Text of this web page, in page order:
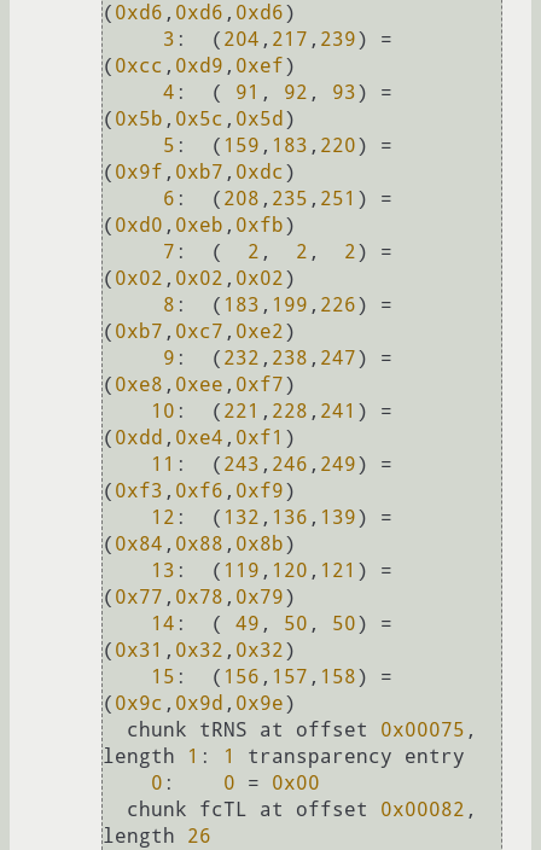
( 0xd6 , 0xd6 , 0xd6)
3 :  ( 204 , 217 , 239) =
( 0xcc , 0xd9 , 0xef)
4 :  ( 91 , 92 , 93) =
( 0x5b , 0x5c , 0x5d )
5 :  ( 159 , 183 , 220) =
( 0x9f , 0xb7 , 0xdc)
6 :  ( 208 , 235 , 251 ) =
( 0xd0 , 0xeb , 0xfb)
7 :  ( 2 , 2 , 2) =
( 0x02 , 0x02 , 0x02)
8 :  ( 183 , 199 , 226) =
( 0xb7 , 0xc7 , 0xe2)
9 :  ( 232 , 238 , 247) =
( 0xe8 , 0xee , 0xf7)
10 :  ( 221 , 228 , 241 ) =
( 0xdd , 0xe4 , 0xf1 )
11 :  ( 243 , 246 , 249) =
( 0xf3 , 0xf6 , 0xf9)
12 :  ( 132 , 136 , 139) =
( 0x84 , 0x88 , 0x8b)
13 :  ( 119 , 120 , 121 ) =
( 0x77 , 0x78 , 0x79)
14 :  ( 49 , 50 , 50) =
( 0x31 , 0x32 , 0x32)
15 :  ( 156 , 157 , 158) =
( 0x9c , 0x9d , 0x9e)
  chunk tRNS at offset
0x00075 ,
length
1 : 1
transparency entry
0 : 0 = 0x00
  chunk fcTL at offset
0x00082 ,
length 26